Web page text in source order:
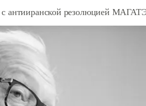
с антииранской резолюцией